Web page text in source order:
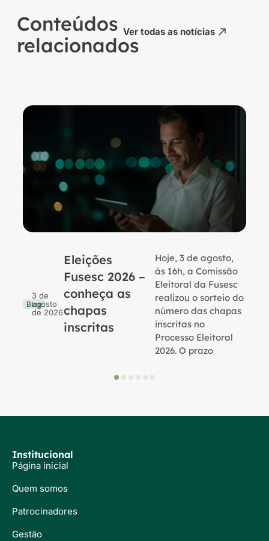
Conteúdos
relacionados
Ver todas as notícias
Blog
3 de
agosto
de 2026
Eleições
Fusesc 2026 –
conheça as
chapas
inscritas
Hoje, 3 de agosto,
às 16h, a Comissão
Eleitoral da Fusesc
realizou o sorteio do
número das chapas
inscritas no
Processo Eleitoral
2026. O prazo
Institucional
Página inicial
Quem somos
Patrocinadores
Gestão